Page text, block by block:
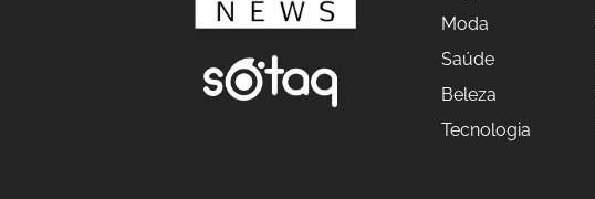
Moda
Saúde
Beleza
Tecnologia